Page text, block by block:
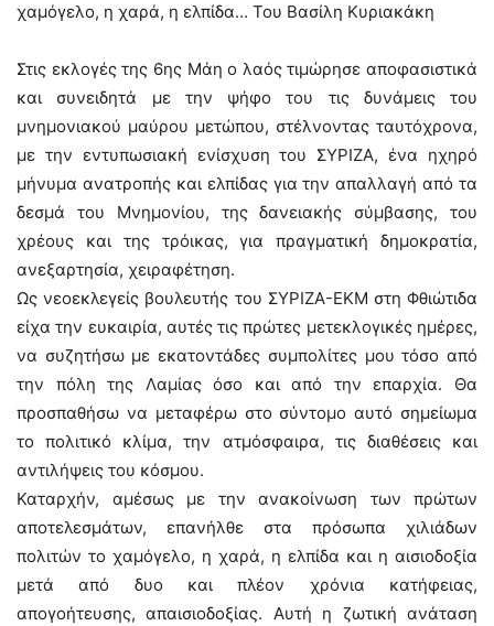
χαμόγελο, η χαρά, η ελπίδα… Του Βασίλη Κυριακάκη
Στις εκλογές της 6ης Μάη ο λαός τιμώρησε αποφασιστικά
και συνειδητά με την ψήφο του τις δυνάμεις του
μνημονιακού μαύρου μετώπου, στέλνοντας ταυτόχρονα,
με την εντυπωσιακή ενίσχυση του ΣΥΡΙΖΑ, ένα ηχηρό
μήνυμα ανατροπής και ελπίδας για την απαλλαγή από τα
δεσμά του Μνημονίου, της δανειακής σύμβασης, του
χρέους και της τρόικας, για πραγματική δημοκρατία,
ανεξαρτησία, χειραφέτηση.
Ως νεοεκλεγείς βουλευτής του ΣΥΡΙΖΑ-ΕΚΜ στη Φθιώτιδα
είχα την ευκαιρία, αυτές τις πρώτες μετεκλογικές ημέρες,
να συζητήσω με εκατοντάδες συμπολίτες μου τόσο από
την πόλη της Λαμίας όσο και από την επαρχία. Θα
προσπαθήσω να μεταφέρω στο σύντομο αυτό σημείωμα
το πολιτικό κλίμα, την ατμόσφαιρα, τις διαθέσεις και
αντιλήψεις του κόσμου.
Καταρχήν, αμέσως με την ανακοίνωση των πρώτων
αποτελεσμάτων, επανήλθε στα πρόσωπα χιλιάδων
πολιτών το χαμόγελο, η χαρά, η ελπίδα και η αισιοδοξία
μετά από δυο και πλέον χρόνια κατήφειας,
απογοήτευσης, απαισιοδοξίας. Αυτή η ζωτική ανάταση